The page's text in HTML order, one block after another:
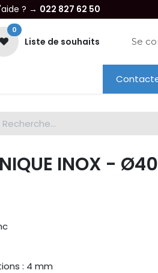
? → 022 827 62 50
0
Liste de souhaits Se
Dépannage
INOX -
: 4 mm